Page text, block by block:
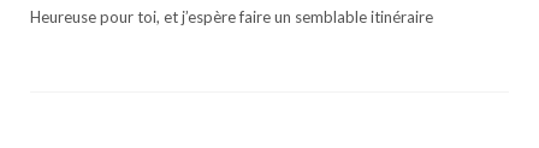
Heureuse pour toi, et j’espère faire un semblable itinéraire